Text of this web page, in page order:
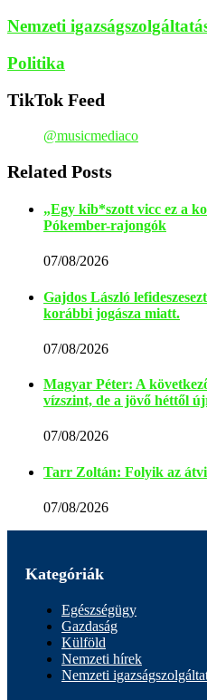
Nemzeti
Politika
TikTok Feed
@musicmediaco
Related Posts
„Egy kib*szott vicc ez a
Pókember-rajongók
07/08/2026
Gajdos László
korábbi jogásza miatt.
07/08/2026
Magyar Péter: A
vízszint, de a jövő héttől
07/08/2026
Tarr Zoltán: Folyik az
07/08/2026
Kategóriák
Egészségügy
Gazdaság
Külföld
Nemzeti hírek
Nemzeti